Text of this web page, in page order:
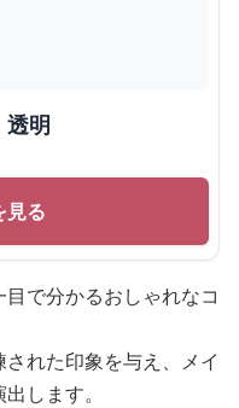
透明
見る
で分かるおしゃれなコ
れた印象を与え、メイ
します。